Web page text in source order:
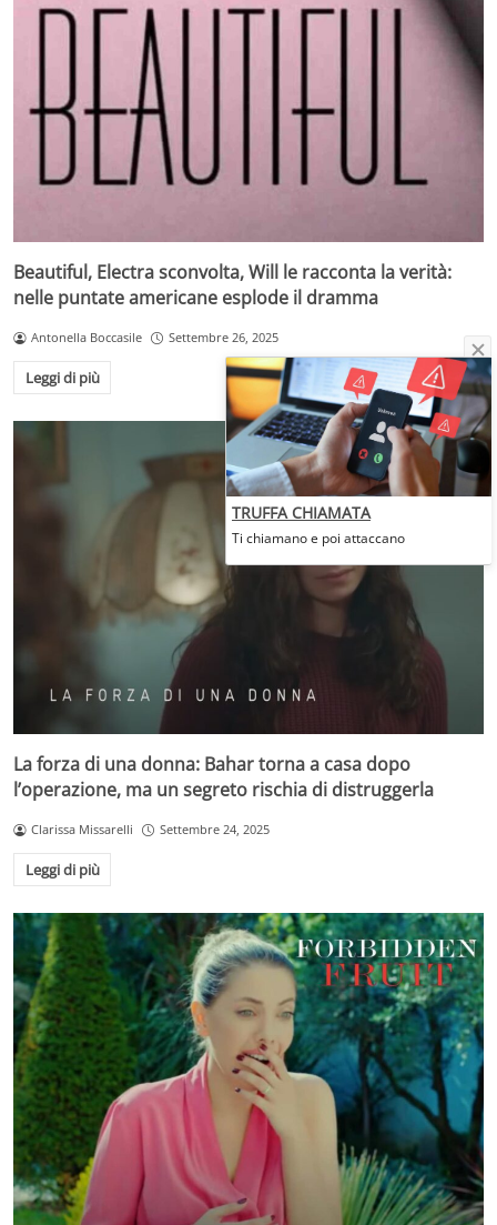
Beautiful, Electra sconvolta, Will le racconta la verità:
nelle puntate americane esplode il dramma
Antonella Boccasile Settembre 26, 2025
Leggi di più
La forza di una donna: Bahar torna a casa dopo
l’operazione, ma un segreto rischia di distruggerla
Clarissa Missarelli Settembre 24, 2025
Leggi di più
TRUFFA CHIAMATA
Ti chiamano e poi attaccano